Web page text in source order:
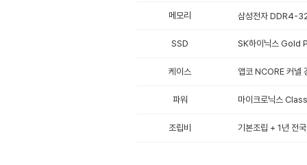
메모리 삼성전자 DDR4-
SSD SK하이닉스 Gold
케이스 앱코 NCORE 커넬
파워 마이크로닉스
조립비 기본조립 + 1년 전